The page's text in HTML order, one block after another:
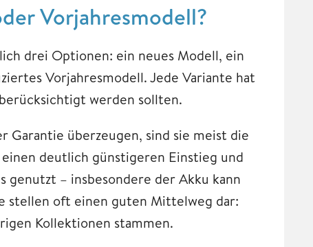
Vorjahresmodell?
drei Optionen: ein neues Modell, ein
Vorjahresmodell. Jede Variante hat
werden sollten.
Garantie überzeugen, sind sie meist die
deutlich günstigeren Einstieg und
– insbesondere der Akku kann
stellen oft einen guten Mittelweg dar:
Kollektionen stammen.